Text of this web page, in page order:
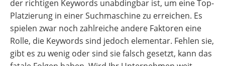
der richtigen Keywords unabdingbar ist, um eine Top-
Platzierung in einer Suchmaschine zu erreichen. Es
spielen zwar noch zahlreiche andere Faktoren eine
Rolle, die Keywords sind jedoch elementar. Fehlen sie,
gibt es zu wenig oder sind sie falsch gesetzt, kann das